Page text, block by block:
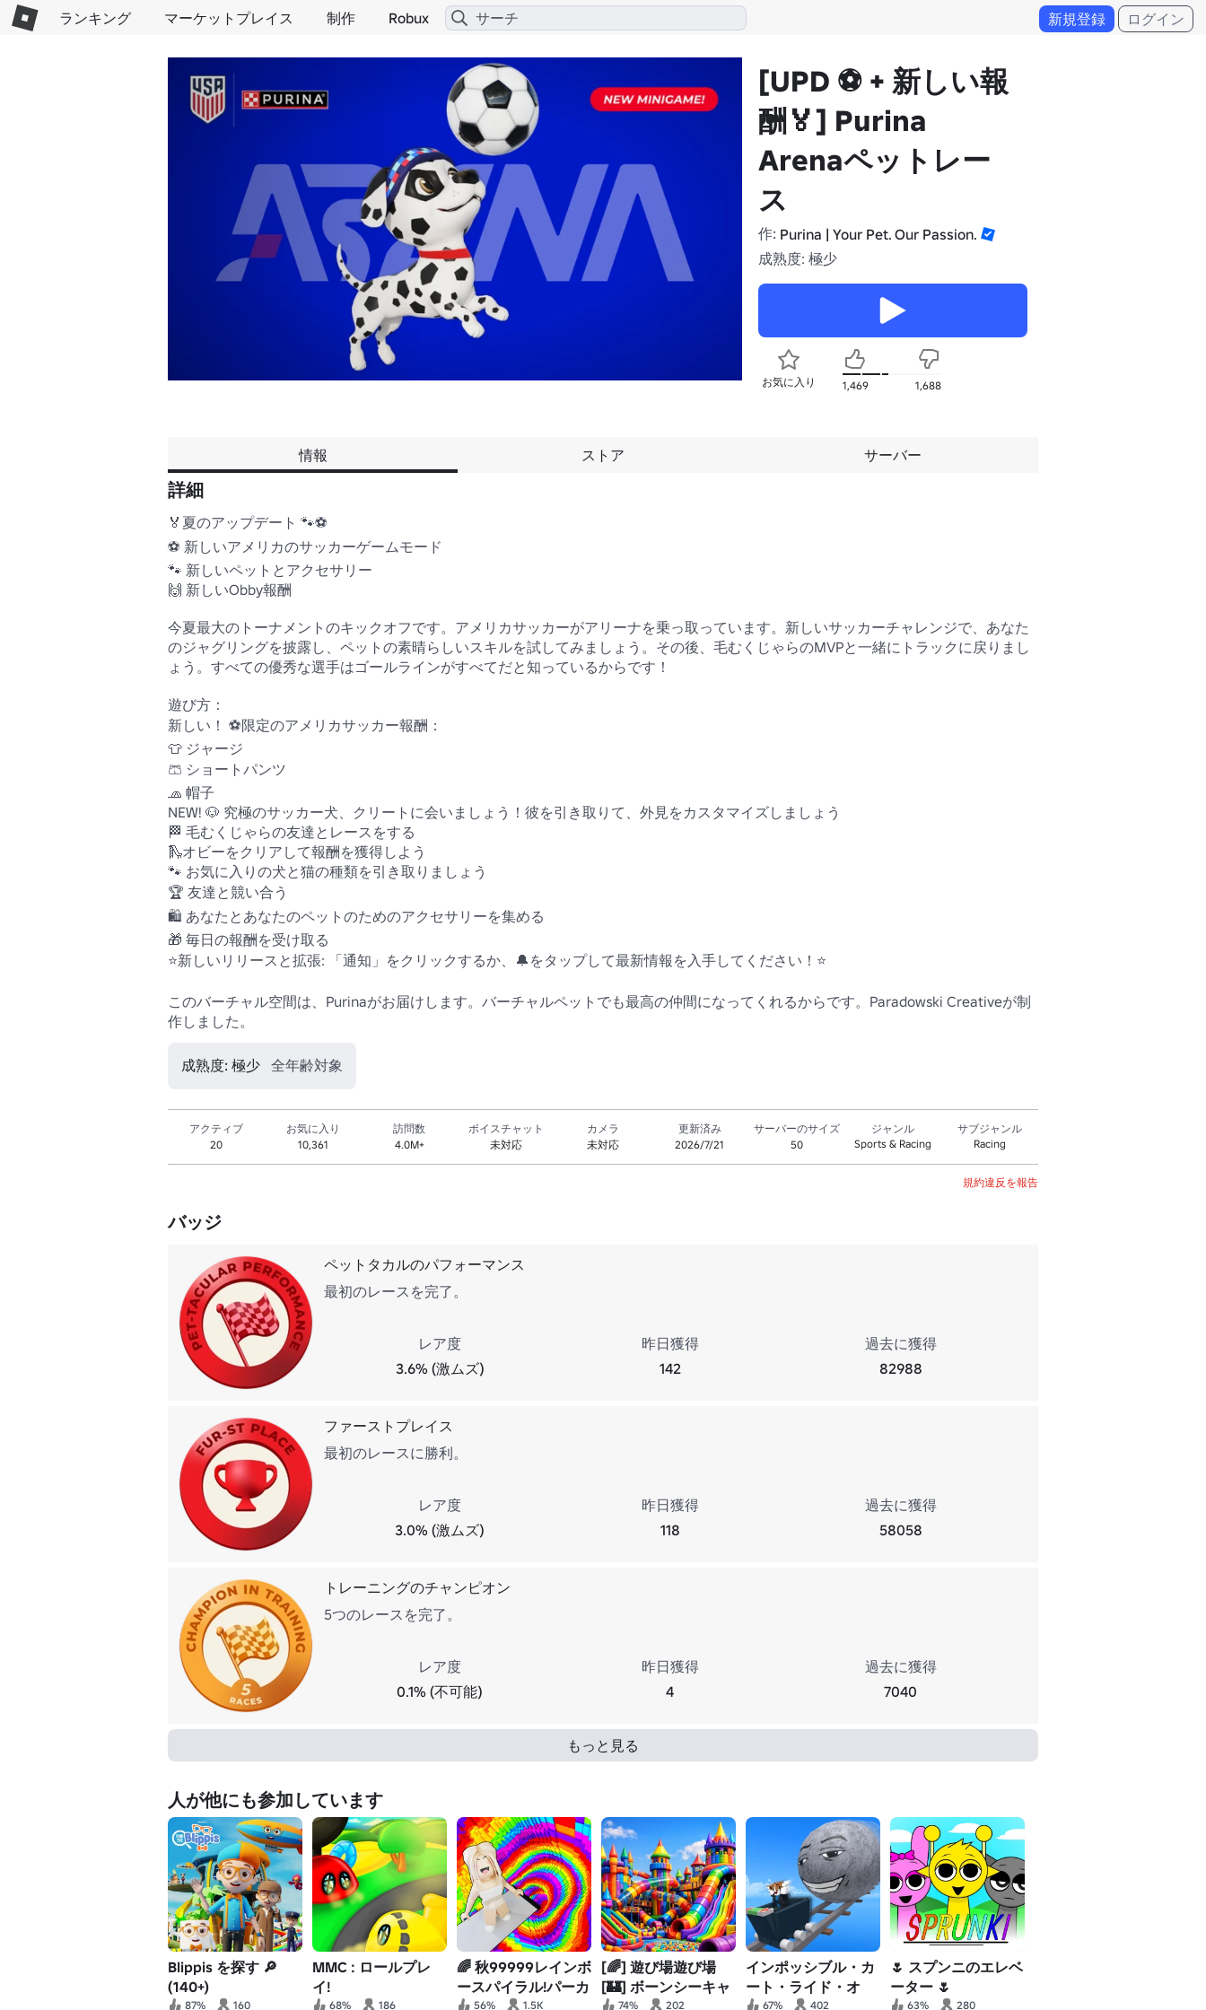
ランキング マーケットプレイス 制作 Robux 新規登録 ログイン
[UPD ⚽️ + 新しい報
酬🏅] Purina
Arenaペットレー
ス
作: Purina | Your Pet. Our Passion.
成熟度: 極少
お気に入り 1,469 1,688
情報 ストア サーバー
詳細
🏅夏のアップデート 🐾⚽
⚽ 新しいアメリカのサッカーゲームモード
🐾 新しいペットとアクセサリー
🙌 新しいObby報酬
今夏最大のトーナメントのキックオフです。アメリカサッカーがアリーナを乗っ取っています。新しいサッカーチャレンジで、あなた
のジャグリングを披露し、ペットの素晴らしいスキルを試してみましょう。その後、毛むくじゃらのMVPと一緒にトラックに戻りまし
ょう。すべての優秀な選手はゴールラインがすべてだと知っているからです！
遊び方：
新しい！ ⚽限定のアメリカサッカー報酬：
👕 ジャージ
🩳 ショートパンツ
🧢 帽子
NEW! 🐶 究極のサッカー犬、クリートに会いましょう！彼を引き取りて、外見をカスタマイズしましょう
🏁 毛むくじゃらの友達とレースをする
🛝オビーをクリアして報酬を獲得しよう
🐾 お気に入りの犬と猫の種類を引き取りましょう
🏆 友達と競い合う
🛍️ あなたとあなたのペットのためのアクセサリーを集める
🎁 毎日の報酬を受け取る
⭐新しいリリースと拡張: 「通知」をクリックするか、🔔をタップして最新情報を入手してください！⭐
このバーチャル空間は、Purinaがお届けします。バーチャルペットでも最高の仲間になってくれるからです。Paradowski Creativeが制
作しました。
成熟度: 極少 全年齢対象
アクティブ
20
お気に入り
10,361
訪問数
4.0M+
ボイスチャット
未対応
カメラ
未対応
更新済み
2026/7/21
サーバーのサイズ
50
ジャンル
Sports & Racing
サブジャンル
Racing
規約違反を報告
バッジ
ペットタカルのパフォーマンス
最初のレースを完了。
レア度
3.6% (激ムズ)
昨日獲得
142
過去に獲得
82988
ファーストプレイス
最初のレースに勝利。
レア度
3.0% (激ムズ)
昨日獲得
118
過去に獲得
58058
トレーニングのチャンピオン
5つのレースを完了。
レア度
0.1% (不可能)
昨日獲得
4
過去に獲得
7040
もっと見る
人が他にも参加しています
Blippis を探す 🔎
(140+)
87% 160
MMC : ロールプレ
イ!
68% 186
🌈 秋99999レインボ
ースパイラル!パーカ
ーオビー
56% 1.5K
[🌈] 遊び場遊び場
[🏰] ボーンシーキャ
ッスル!
74% 202
インポッシブル・カ
ート・ライド・オ
ブ・ドゥーム💀
67% 402
🌷 スプンニのエレベ
ーター 🌷
63% 280